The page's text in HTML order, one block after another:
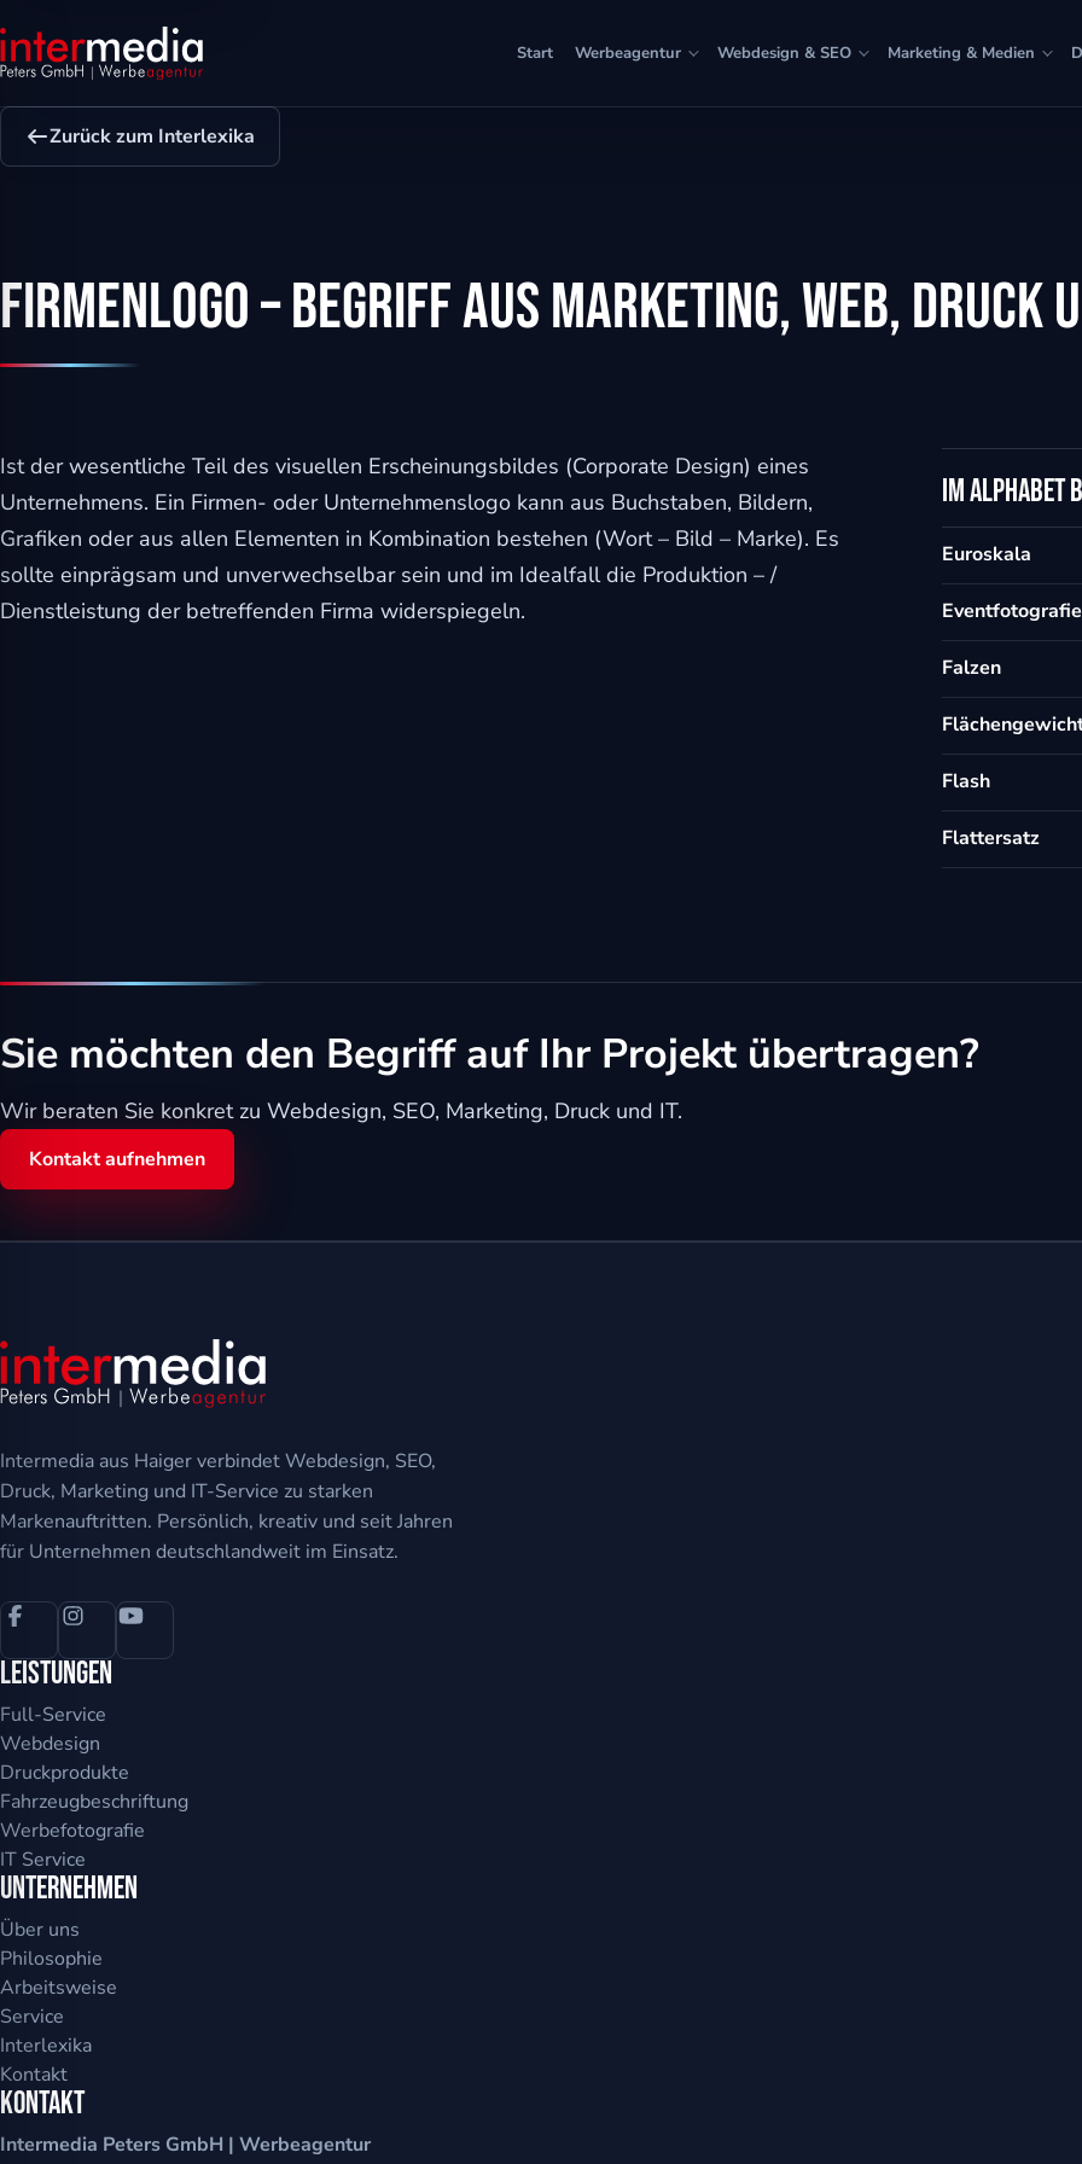
Start Werbeagentur Webdesign & SEO Marketing & Medien
Zurück zum Interlexika
Firmenlogo – Begriff aus Marketing, Web, Druck
Ist der wesentliche Teil des visuellen Erscheinungsbildes (Corporate Design) eines
Unternehmens. Ein Firmen- oder Unternehmenslogo kann aus Buchstaben, Bildern,
Grafiken oder aus allen Elementen in Kombination bestehen (Wort – Bild – Marke). Es
sollte einprägsam und unverwechselbar sein und im Idealfall die Produktion – /
Dienstleistung der betreffenden Firma widerspiegeln.
Im Alphabet
Euroskala
Eventfotografie
Falzen
Flash
Flattersatz
Sie möchten den Begriff auf Ihr Projekt übertragen?
Wir beraten Sie konkret zu Webdesign, SEO, Marketing, Druck und IT.
Kontakt aufnehmen
Intermedia aus Haiger verbindet Webdesign, SEO,
Druck, Marketing und IT-Service zu starken
Markenauftritten. Persönlich, kreativ und seit Jahren
für Unternehmen deutschlandweit im Einsatz.
Leistungen
Full-Service
Webdesign
Druckprodukte
Fahrzeugbeschriftung
Werbefotografie
IT Service
Unternehmen
Über uns
Philosophie
Arbeitsweise
Service
Interlexika
Kontakt
Kontakt
Intermedia Peters GmbH | Werbeagentur
Anfallsicherheit